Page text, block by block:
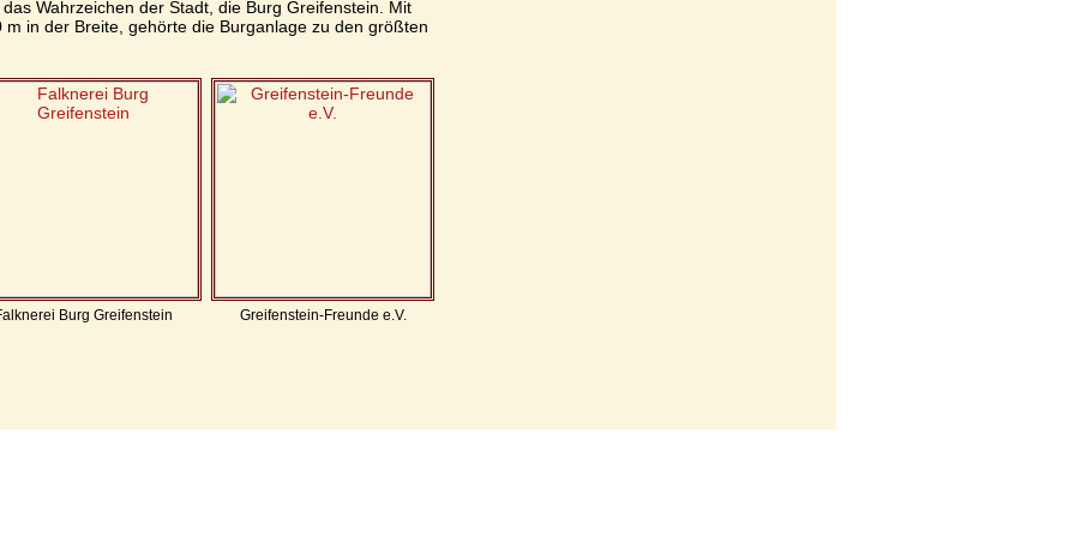
Wahrzeichen der Stadt, die Burg Greifenstein. Mit
in der Breite, gehörte die Burganlage zu den größten
Burg Greifenstein Greifenstein-Freunde e.V.